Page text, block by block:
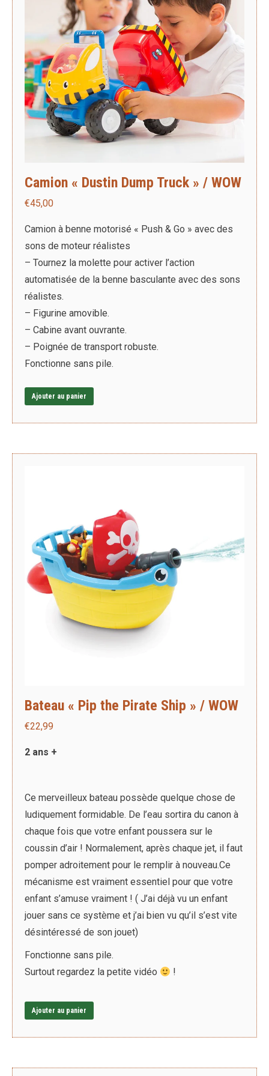
Camion « Dustin Dump Truck » / WOW
€45,00
Camion à benne motorisé « Push & Go » avec des
sons de moteur réalistes
– Tournez la molette pour activer l’action
automatisée de la benne basculante avec des sons
réalistes.
– Figurine amovible.
– Cabine avant ouvrante.
– Poignée de transport robuste.
Fonctionne sans pile.
Ajouter au panier
Bateau « Pip the Pirate Ship » / WOW
€22,99
2 ans +
Ce merveilleux bateau possède quelque chose de
ludiquement formidable. De l’eau sortira du canon à
chaque fois que votre enfant poussera sur le
coussin d’air ! Normalement, après chaque jet, il faut
pomper adroitement pour le remplir à nouveau.Ce
mécanisme est vraiment essentiel pour que votre
enfant s’amuse vraiment ! ( J’ai déjà vu un enfant
jouer sans ce système et j’ai bien vu qu’il s’est vite
désintéressé de son jouet)
Fonctionne sans pile.
Surtout regardez la petite vidéo
!
Ajouter au panier